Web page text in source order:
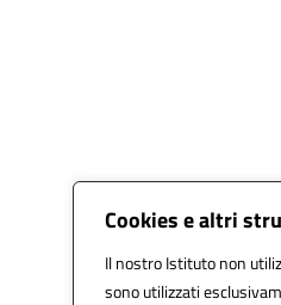
Cookies e altri
Il nostro Istituto non
sono utilizzati